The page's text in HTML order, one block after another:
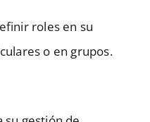
roles en su
o en grupos.